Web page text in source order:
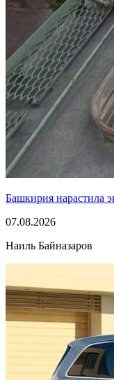
Башкирия нарастила
07.08.2026
Наиль Байназаров